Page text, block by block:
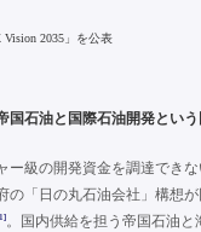
2035」を公表
国石油と国際石油開発とい
ー級の開発資金を調達でき
の「日の丸石油会社」構想
。国内供給を担う帝国石油と